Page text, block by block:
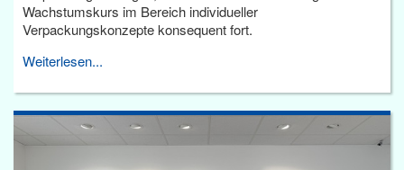
Wachstumskurs im Bereich individueller
Verpackungskonzepte konsequent fort.
Weiterlesen...